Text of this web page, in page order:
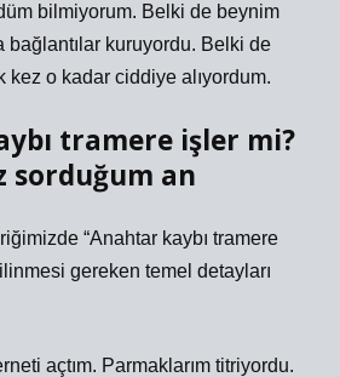
bilmiyorum. Belki de beynim
bağlantılar kuruyordu. Belki de
o kadar ciddiye alıyordum.
tramere işler mi?
sorduğum an
“Anahtar kaybı tramere
gereken temel detayları
açtım. Parmaklarım titriyordu.